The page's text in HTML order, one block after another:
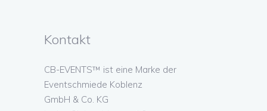
Kontakt
CB-EVENTS™ ist eine Marke der
Eventschmiede Koblenz
GmbH & Co. KG